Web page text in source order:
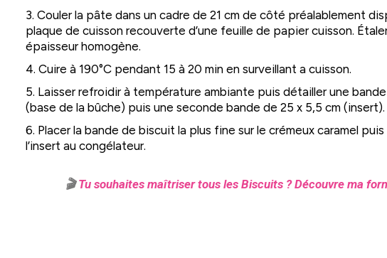
3. Couler la pâte dans un cadre de 21 cm de côté préalablement
plaque de cuisson recouverte d’une feuille de papier cuisson.
épaisseur homogène.
4. Cuire à 190°C pendant 15 à 20 min en surveillant a cuisson.
5. Laisser refroidir à température ambiante puis détailler une
(base de la bûche) puis une seconde bande de 25 x 5,5 cm (insert).
6. Placer la bande de biscuit la plus fine sur le crémeux caramel
l’insert au congélateur.
🎬Tu souhaites maîtriser tous les Biscuits ? Découvre ma